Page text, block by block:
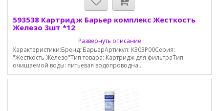
593538 Картридж Барьер комплекс Жесткость
Железо 3шт *12
Развернуть описание
Характеристики:Бренд: БарьерАртикул: К303Р00Серия:
"Жесткость Железо"Тип товара: Картридж для фильтраТип
очищаемой воды: питьевая водопроводна...